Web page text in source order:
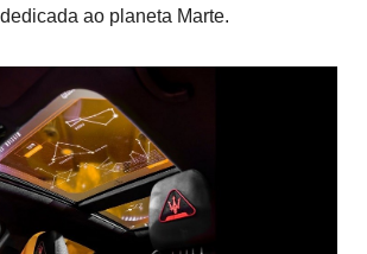
ao planeta Marte.